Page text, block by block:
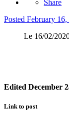
Share
Posted February 16,
Le 16/02/
Edited December
Link to post